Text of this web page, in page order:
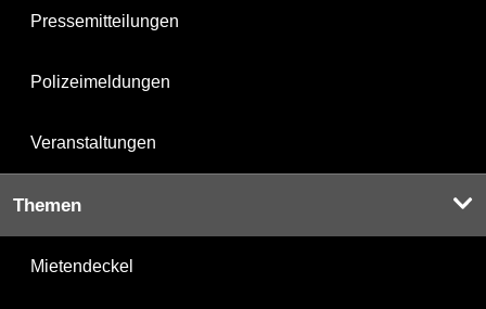
Pressemitteilungen
Polizeimeldungen
Veranstaltungen
Themen
Mietendeckel